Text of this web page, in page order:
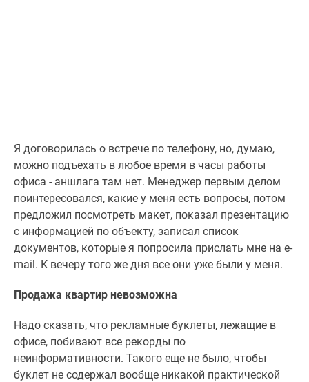
Я договорилась о встрече по телефону, но, думаю,
можно подъехать в любое время в часы работы
офиса - аншлага там нет. Менеджер первым делом
поинтересовался, какие у меня есть вопросы, потом
предложил посмотреть макет, показал презентацию
с информацией по объекту, записал список
документов, которые я попросила прислать мне на e-
mail. К вечеру того же дня все они уже были у меня.
Продажа квартир невозможна
Надо сказать, что рекламные буклеты, лежащие в
офисе, побивают все рекорды по
неинформативности. Такого еще не было, чтобы
буклет не содержал вообще никакой практической